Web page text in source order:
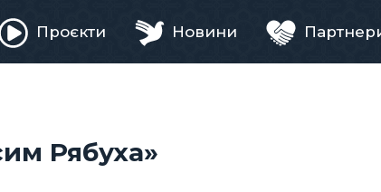
Проєкти Новини
Рябуха»